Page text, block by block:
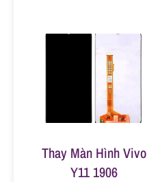
Thay Màn Hình Vivo
Y11 1906